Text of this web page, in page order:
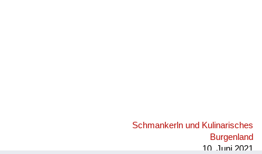
Schmankerln und Kulinarisches
Burgenland
10. Juni 2021